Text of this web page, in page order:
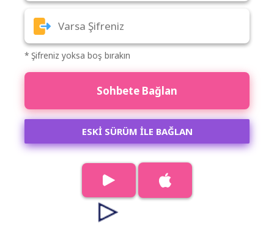
* Şifreniz yoksa boş bırakın
Sohbete Bağlan
ESKİ SÜRÜM İLE BAĞLAN